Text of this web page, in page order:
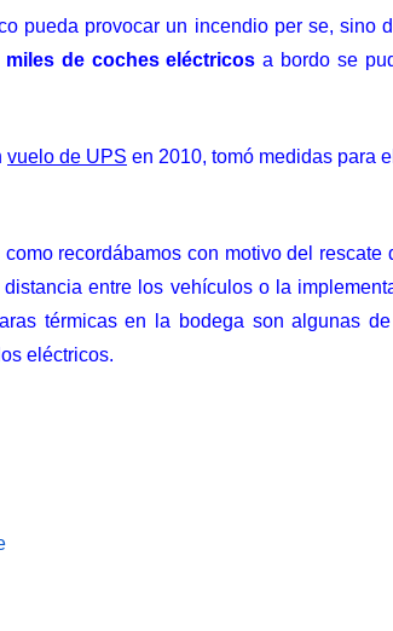
pueda provocar un incendio per se, sino
de coches eléctricos a bordo se
vuelo de UPS en 2010, tomó medidas para
recordábamos con motivo del rescate
entre los vehículos o la
térmicas en la bodega son algunas
eléctricos.